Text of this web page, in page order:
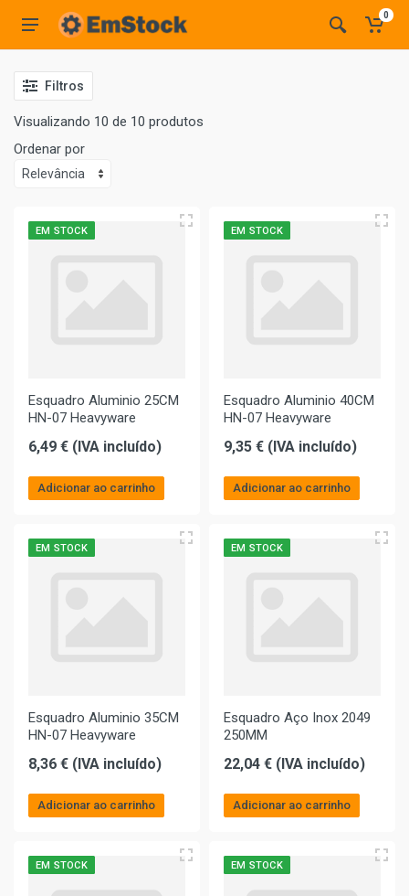
0
Filtros
Visualizando 10 de 10 produtos
Ordenar por
EM STOCK
Esquadro Aluminio 25CM
HN-07 Heavyware
6,49 € (IVA incluído)
Adicionar ao carrinho
EM STOCK
Esquadro Aluminio 40CM
HN-07 Heavyware
9,35 € (IVA incluído)
Adicionar ao carrinho
EM STOCK
Esquadro Aluminio 35CM
HN-07 Heavyware
8,36 € (IVA incluído)
Adicionar ao carrinho
EM STOCK
Esquadro Aço Inox 2049
250MM
22,04 € (IVA incluído)
Adicionar ao carrinho
EM STOCK EM STOCK